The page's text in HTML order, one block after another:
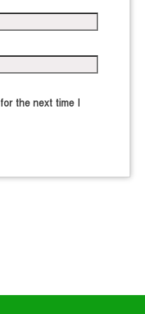
the next time I